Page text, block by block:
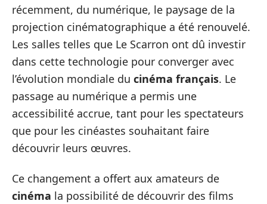
récemment, du numérique, le paysage de la
projection cinématographique a été renouvelé.
Les salles telles que Le Scarron ont dû investir
dans cette technologie pour converger avec
l’évolution mondiale du cinéma français. Le
passage au numérique a permis une
accessibilité accrue, tant pour les spectateurs
que pour les cinéastes souhaitant faire
découvrir leurs œuvres.
Ce changement a offert aux amateurs de
cinéma la possibilité de découvrir des films